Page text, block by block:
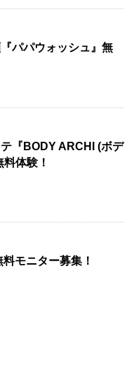
パパウォッシュ』無
『BODY ARCHI (ボデ
体験！
モニター募集！